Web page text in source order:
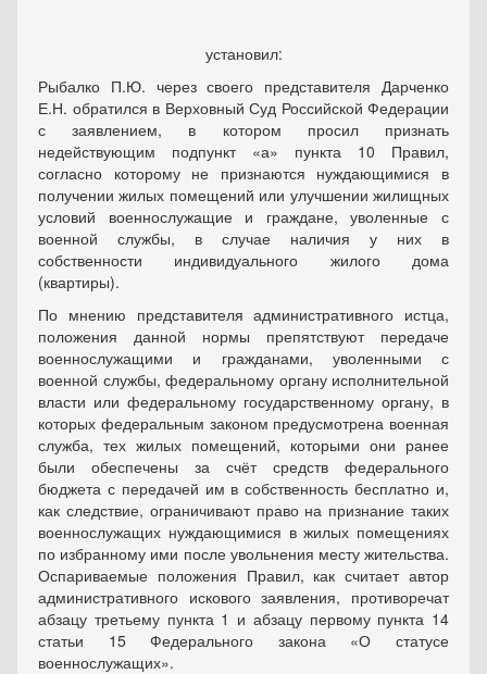
установил:
Рыбалко П.Ю. через своего представителя Дарченко
Е.Н. обратился в Верховный Суд Российской Федерации
с заявлением, в котором просил признать
недействующим подпункт «а» пункта 10 Правил,
согласно которому не признаются нуждающимися в
получении жилых помещений или улучшении жилищных
условий военнослужащие и граждане, уволенные с
военной службы, в случае наличия у них в
собственности индивидуального жилого дома
(квартиры).
По мнению представителя административного истца,
положения данной нормы препятствуют передаче
военнослужащими и гражданами, уволенными с
военной службы, федеральному органу исполнительной
власти или федеральному государственному органу, в
которых федеральным законом предусмотрена военная
служба, тех жилых помещений, которыми они ранее
были обеспечены за счёт средств федерального
бюджета с передачей им в собственность бесплатно и,
как следствие, ограничивают право на признание таких
военнослужащих нуждающимися в жилых помещениях
по избранному ими после увольнения месту жительства.
Оспариваемые положения Правил, как считает автор
административного искового заявления, противоречат
абзацу третьему пункта 1 и абзацу первому пункта 14
статьи 15 Федерального закона «О статусе
военнослужащих».